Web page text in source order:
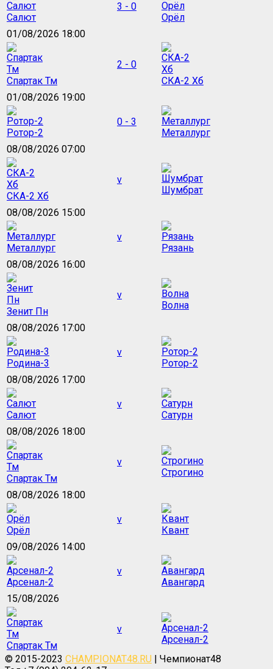
Салют
3 - 0
Орёл
01/08/2026 18:00
Спартак Тм
2 - 0
СКА-2 Хб
01/08/2026 19:00
Ротор-2
0 - 3
Металлург
08/08/2026 07:00
СКА-2 Хб
v
Шумбрат
08/08/2026 15:00
Металлург
v
Рязань
08/08/2026 16:00
Зенит Пн
v
Волна
08/08/2026 17:00
Родина-3
v
Ротор-2
08/08/2026 17:00
Салют
v
Сатурн
08/08/2026 18:00
Спартак Тм
v
Строгино
08/08/2026 18:00
Орёл
v
Квант
09/08/2026 14:00
Арсенал-2
v
Авангард
15/08/2026
Спартак Тм
v
Арсенал-2
© 2015-2023 CHAMPIONAT48.RU | Чемпионат48